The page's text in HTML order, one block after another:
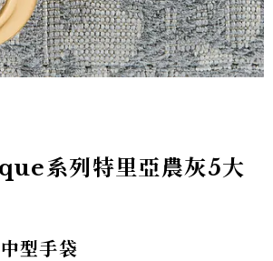
系列特里亞農灰5大
型手袋